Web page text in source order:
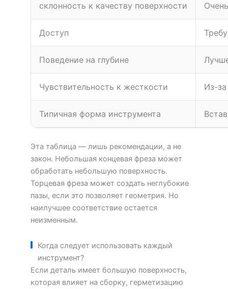
склонность к качеству поверхности
Доступ
Поведение на глубине
Чувствительность к жесткости Из-
Типичная форма инструмента
Эта таблица — лишь рекомендации, а не
закон. Небольшая концевая фреза может
обработать небольшую поверхность.
Торцевая фреза может создать неглубокие
пазы, если это позволяет геометрия. Но
наилучшее соответствие остается
неизменным.
Когда следует использовать каждый
инструмент?
Если деталь имеет большую поверхность,
которая влияет на сборку, герметизацию